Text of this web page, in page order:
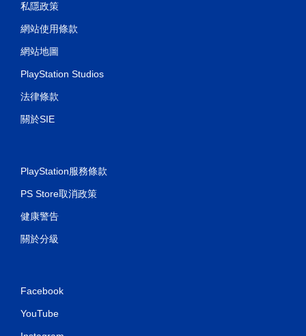
私隱政策
網站使用條款
網站地圖
PlayStation Studios
法律條款
關於SIE
PlayStation服務條款
PS Store取消政策
健康警告
關於分級
Facebook
YouTube